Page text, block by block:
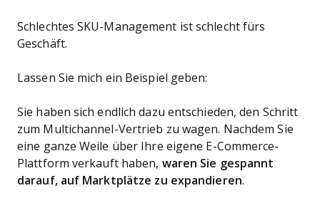
Schlechtes SKU-Management ist schlecht fürs
Geschäft.
Lassen Sie mich ein Beispiel geben:
Sie haben sich endlich dazu entschieden, den Schritt
zum Multichannel-Vertrieb zu wagen. Nachdem Sie
eine ganze Weile über Ihre eigene E-Commerce-
Plattform verkauft haben, waren Sie gespannt
darauf, auf Marktplätze zu expandieren.